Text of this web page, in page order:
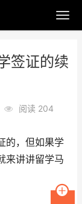
签证的续
阅读 204
，但如果学
来讲讲留学马